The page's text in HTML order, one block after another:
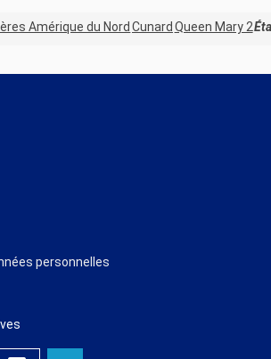
Amérique du Nord Cunard Queen Mary 2
personnelles